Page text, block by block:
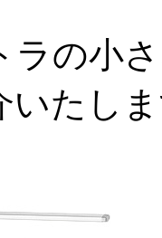
ラの小
いたし